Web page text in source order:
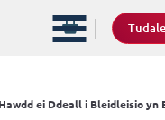
ei Ddeall i Bleidleisio